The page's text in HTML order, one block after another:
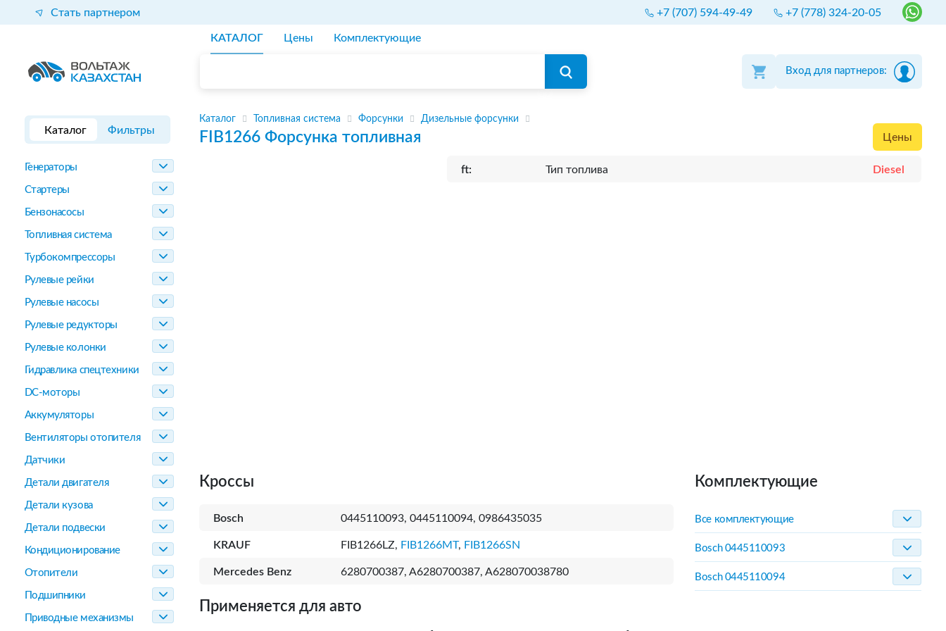
Стать партнером +7 (707) 594-49-49 +7 (778) 324-20-05
КАТАЛОГ Цены Комплектующие
Вход для партнеров:
Каталог Фильтры
Генераторы
Стартеры
Бензонасосы
Топливная система
Турбокомпрессоры
Рулевые рейки
Рулевые насосы
Рулевые редукторы
Рулевые колонки
Гидравлика спецтехники
DC-моторы
Аккумуляторы
Вентиляторы отопителя
Датчики
Детали двигателя
Детали кузова
Детали подвески
Кондиционирование
Отопители
Подшипники
Приводные механизмы
Каталог Топливная система Форсунки Дизельные форсунки
FIB1266 Форсунка топливная Цены
ft: Тип топлива Diesel
Кроссы
Bosch 0445110093, 0445110094, 0986435035
KRAUF FIB1266LZ, FIB1266MT, FIB1266SN
Mercedes Benz 6280700387, A6280700387, A628070038780
Применяется для авто
Комплектующие
Все комплектующие
Bosch 0445110093
Bosch 0445110094